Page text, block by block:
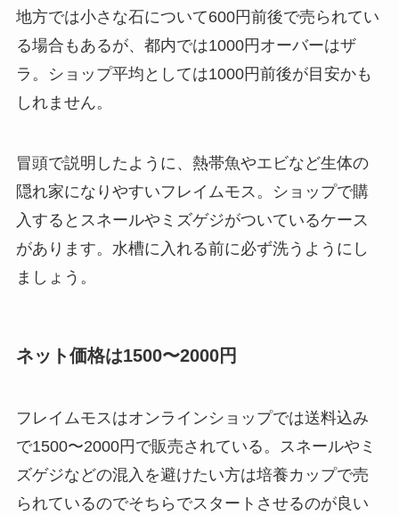
地方では小さな石について600円前後で売られてい
る場合もあるが、都内では1000円オーバーはザ
ラ。ショップ平均としては1000円前後が目安かも
しれません。
冒頭で説明したように、熱帯魚やエビなど生体の
隠れ家になりやすいフレイムモス。ショップで購
入するとスネールやミズゲジがついているケース
があります。水槽に入れる前に必ず洗うようにし
ましょう。
ネット価格は1500〜2000円
フレイムモスはオンラインショップでは送料込み
で1500〜2000円で販売されている。スネールやミ
ズゲジなどの混入を避けたい方は培養カップで売
られているのでそちらでスタートさせるのが良い